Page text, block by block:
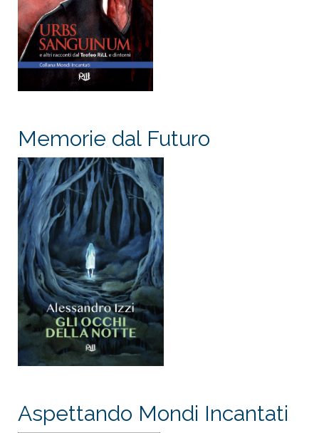
Memorie dal Futuro
Aspettando Mondi Incantati